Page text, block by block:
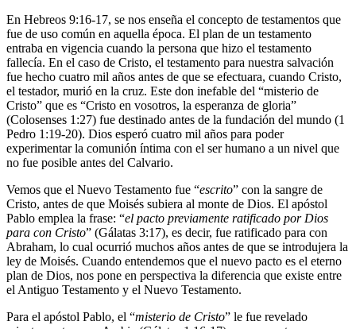
En Hebreos 9:16-17, se nos enseña el concepto de testamentos que
fue de uso común en aquella época. El plan de un testamento
entraba en vigencia cuando la persona que hizo el testamento
fallecía. En el caso de Cristo, el testamento para nuestra salvación
fue hecho cuatro mil años antes de que se efectuara, cuando Cristo,
el testador, murió en la cruz. Este don inefable del “misterio de
Cristo” que es “Cristo en vosotros, la esperanza de gloria”
(Colosenses 1:27) fue destinado antes de la fundación del mundo (1
Pedro 1:19-20). Dios esperó cuatro mil años para poder
experimentar la comunión íntima con el ser humano a un nivel que
no fue posible antes del Calvario.
Vemos que el Nuevo Testamento fue “escrito” con la sangre de
Cristo, antes de que Moisés subiera al monte de Dios. El apóstol
Pablo emplea la frase: “el pacto previamente ratificado por Dios
para con Cristo” (Gálatas 3:17), es decir, fue ratificado para con
Abraham, lo cual ocurrió muchos años antes de que se introdujera la
ley de Moisés. Cuando entendemos que el nuevo pacto es el eterno
plan de Dios, nos pone en perspectiva la diferencia que existe entre
el Antiguo Testamento y el Nuevo Testamento.
Para el apóstol Pablo, el “misterio de Cristo” le fue revelado